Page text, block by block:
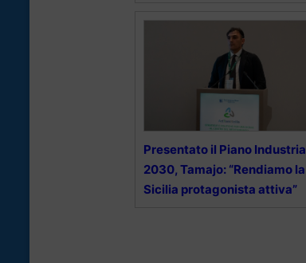
Presentato il Piano Industria
2030, Tamajo: “Rendiamo la
Sicilia protagonista attiva”